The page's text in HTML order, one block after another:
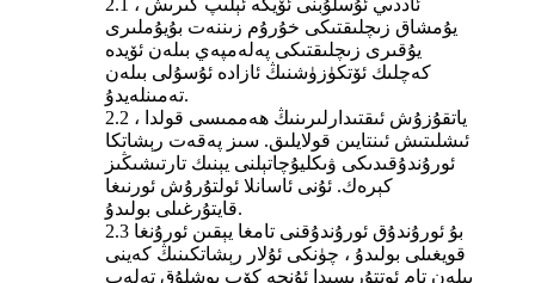
يۇمشاق زىچلىقتىكى خۇرۇم زىننەت بۇيۇملىرى
يۇقىرى زىچلىقتىكى پەلەمپەي بىلەن ئۆيدە
كەچلىك ئۆتكۈزۈشنىڭ ئازادە ئۇسۇلى بىلەن
تەمىنلەيدۇ.
2.2 ياتقۇزۇش ئىقتىدارلىرىنىڭ ھەممىسى قولدا ،
ئىشلىتىش ئىنتايىن قولايلىق. سىز پەقەت رېشاتكا
ئورۇندۇقىدىكى ۋىكليۇچاتېلنى يېنىك تارتىشىڭىز
كېرەك. ئۇنى ئاسانلا ئولتۇرۇش ئورنىغا
قايتۇرغىلى بولىدۇ.
2.3 بۇ ئورۇندۇق ئورۇندۇقنى تامغا يېقىن ئورۇنغا
قويغىلى بولىدۇ ، چۈنكى ئۇلار رېشاتكىنىڭ كەينى
بىلەن تام ئوتتۇرىسىدا ئۇنچە كۆپ بوشلۇق تەلەپ